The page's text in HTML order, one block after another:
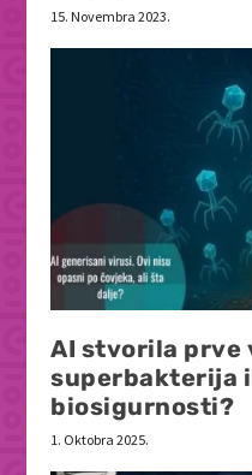
15. Novembra 2023.
AI stvorila prve
superbakterija
biosigurnosti?
1. Oktobra 2025.